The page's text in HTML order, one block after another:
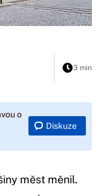
3 min
o
Diskuze
měst měnil.